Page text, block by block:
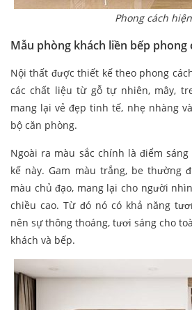
Phong cách
Mẫu phòng khách liền bếp phong
Nội thất được thiết kế theo phong
các chất liệu từ gỗ tự nhiên, mây,
mang lại vẻ đẹp tinh tế, nhẹ nhàng
bộ căn phòng.
Ngoài ra màu sắc chính là điểm
kế này. Gam màu trắng, be thường
màu chủ đạo, mang lại cho người
chiều cao. Từ đó nó có khả năng
nên sự thông thoáng, tươi sáng cho
khách và bếp.